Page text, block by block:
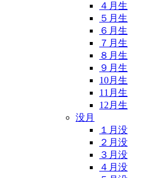
４月生
５月生
６月生
７月生
８月生
９月生
10月生
11月生
12月生
没月
１月没
２月没
３月没
４月没